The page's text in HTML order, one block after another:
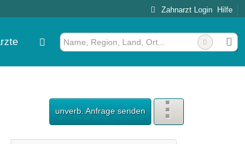
Zahnarzt Login Hilfe
unverb. Anfrage senden